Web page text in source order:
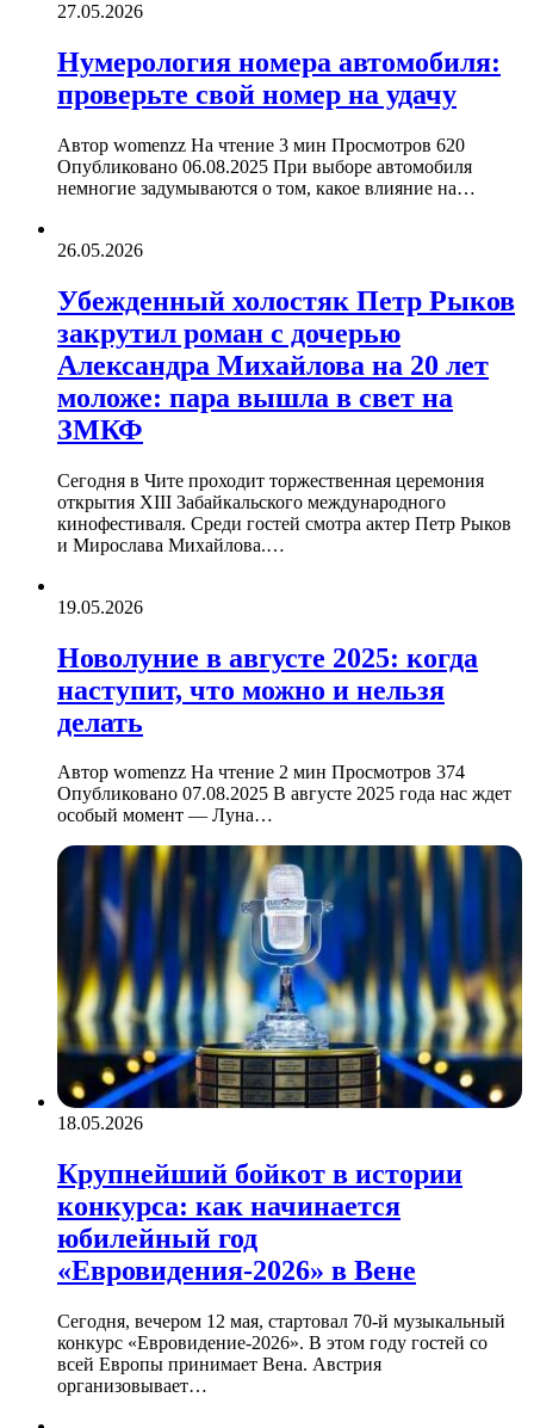
27.05.2026
Нумерология номера автомобиля:
проверьте свой номер на удачу
Автор womenzz На чтение 3 мин Просмотров 620
Опубликовано 06.08.2025 При выборе автомобиля
немногие задумываются о том, какое влияние на…
26.05.2026
Убежденный холостяк Петр Рыков
закрутил роман с дочерью
Александра Михайлова на 20 лет
моложе: пара вышла в свет на
ЗМКФ
Сегодня в Чите проходит торжественная церемония
открытия XIII Забайкальского международного
кинофестиваля. Среди гостей смотра актер Петр Рыков
и Мирослава Михайлова.…
19.05.2026
Новолуние в августе 2025: когда
наступит, что можно и нельзя
делать
Автор womenzz На чтение 2 мин Просмотров 374
Опубликовано 07.08.2025 В августе 2025 года нас ждет
особый момент — Луна…
18.05.2026
Крупнейший бойкот в истории
конкурса: как начинается
юбилейный год
«Евровидения-2026» в Вене
Сегодня, вечером 12 мая, стартовал 70-й музыкальный
конкурс «Евровидение-2026». В этом году гостей со
всей Европы принимает Вена. Австрия
организовывает…